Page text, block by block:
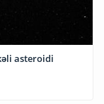
asteroidi